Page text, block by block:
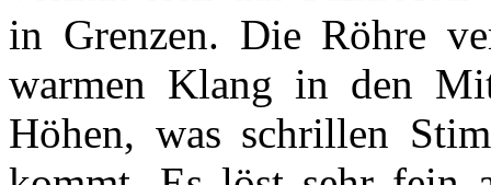
in Grenzen. Die Röhre
warmen Klang in den
Höhen, was schrillen